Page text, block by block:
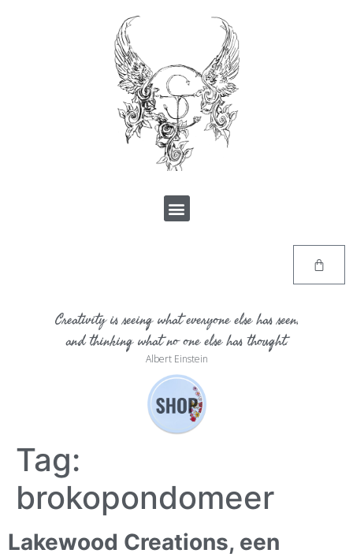
Creativity is seeing what everyone else has seen,
and thinking what no one else has thought.
Albert Einstein
Tag:
brokopondomeer
Lakewood Creations, een